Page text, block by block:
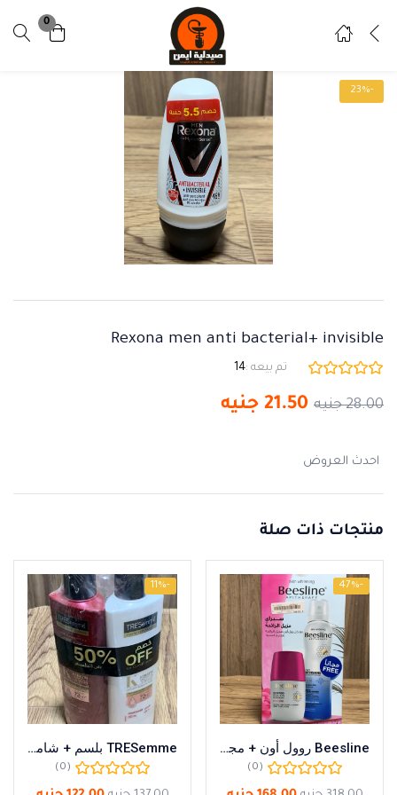
0
تسجيل دخول تسجيل
ادخل اسم المستخدم وكلمة المرور للدخول.
-23%
Rexona men anti bacterial+ invisible
تم بيعه :14
28.00 جنيه 21.50 جنيه
احدث العروض
منتجات ذات صلة
-47%
Beesline روول أون + مجانامزيل الرائحة لتفتيح البشرة
(0)
-11%
TRESemme بلسم + شامبو
(0)